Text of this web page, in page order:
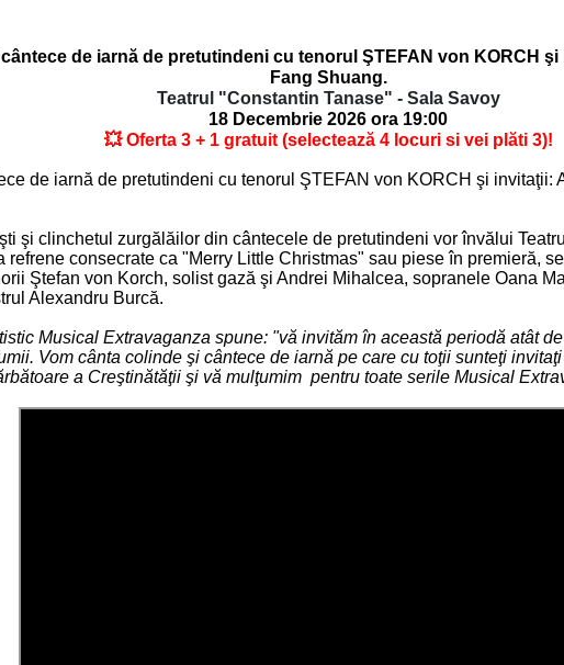
de iarnă de pretutindeni cu tenorul ŞTEFAN von KORCH
Fang Shuang.
Teatrul "Constantin Tanase" - Sala Savoy
18 Decembrie 2026 ora 19:00
💥 Oferta 3 + 1 gratuit (selectează 4 locuri si vei plăti 3)!
de iarnă de pretutindeni cu tenorul ŞTEFAN von KORCH şi
şi clinchetul zurgălăilor din cântecele de pretutindeni vor învălui
consecrate ca "Merry Little Christmas" sau piese în premieră,
Ştefan von Korch, solist gază şi Andrei Mihalcea, sopranele Oana
Alexandru Burcă.
Musical Extravaganza spune: "vă invităm în această periodă atât
Vom cânta colinde şi cântece de iarnă pe care cu toţii sunteţi
a Creştinătăţii şi vă mulţumim pentru toate serile Musical